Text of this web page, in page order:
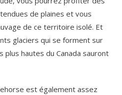
de plaines et vous
de ce territoire isolé. Et
glaciers qui se forment sur
plus hautes du Canada sauront
est également assez